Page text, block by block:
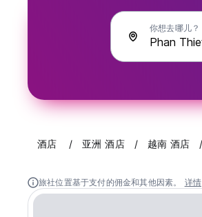
你想去哪儿？
酒店 亚洲 酒店 越南 酒店
旅社位置基于支付的佣金和其他因素。 详情